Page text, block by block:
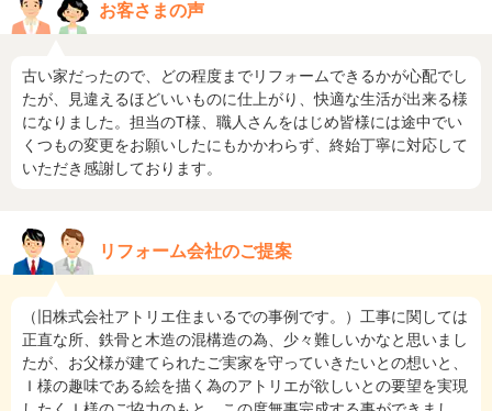
お客さまの声
古い家だったので、どの程度までリフォームできるかが心配でし
たが、見違えるほどいいものに仕上がり、快適な生活が出来る様
になりました。担当のT様、職人さんをはじめ皆様には途中でい
くつもの変更をお願いしたにもかかわらず、終始丁寧に対応して
いただき感謝しております。
リフォーム会社のご提案
（旧株式会社アトリエ住まいるでの事例です。）工事に関しては
正直な所、鉄骨と木造の混構造の為、少々難しいかなと思いまし
たが、お父様が建てられたご実家を守っていきたいとの想いと、
Ｉ様の趣味である絵を描く為のアトリエが欲しいとの要望を実現